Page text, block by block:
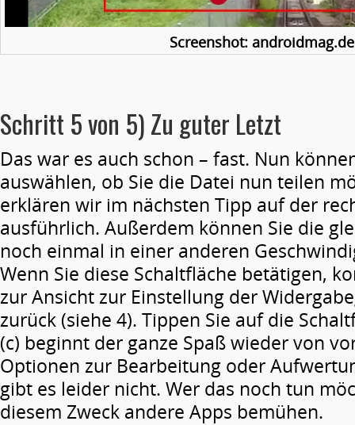
Screenshot: androidmag.de
Schritt 5 von 5) Zu guter Letzt
Das war es auch schon – fast. Nun
auswählen, ob Sie die Datei nun teilen
erklären wir im nächsten Tipp auf der
ausführlich. Außerdem können Sie die
noch einmal in einer anderen
Wenn Sie diese Schaltfläche betätigen,
zur Ansicht zur Einstellung der
zurück (siehe 4). Tippen Sie auf die
(c) beginnt der ganze Spaß wieder von
Optionen zur Bearbeitung oder
gibt es leider nicht. Wer das noch tun
diesem Zweck andere Apps bemühen.